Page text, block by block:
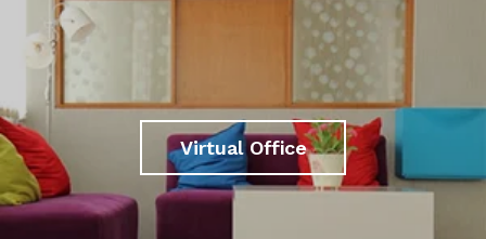
Virtual Office